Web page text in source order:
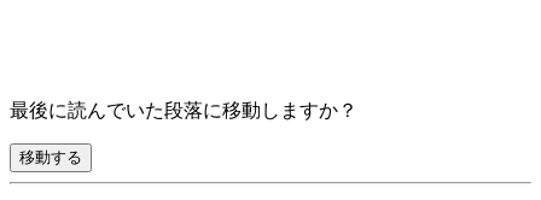
最後に読んでいた段落に移動しますか？
移動する